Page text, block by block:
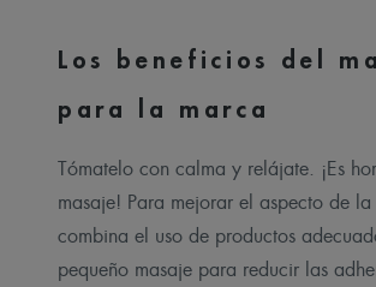
Los beneficios del
para la marca
Tómatelo con calma y relájate. ¡Es
masaje! Para mejorar el aspecto de
combina el uso de productos
pequeño masaje para reducir las